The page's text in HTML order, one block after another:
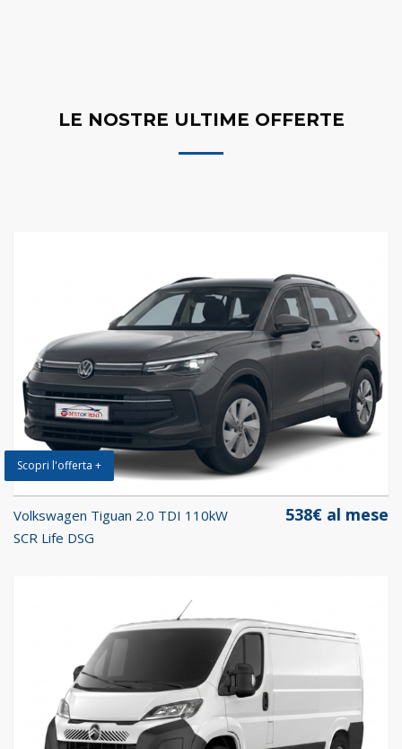
LE NOSTRE ULTIME OFFERTE
Scopri l'offerta +
Volkswagen Tiguan 2.0 TDI 110kW
SCR Life DSG
538€ al mese